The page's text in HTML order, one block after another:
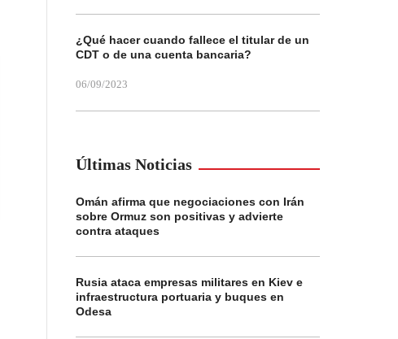
¿Qué hacer cuando fallece el titular de un
CDT o de una cuenta bancaria?
06/09/2023
Últimas Noticias
Omán afirma que negociaciones con Irán
sobre Ormuz son positivas y advierte
contra ataques
Rusia ataca empresas militares en Kiev e
infraestructura portuaria y buques en
Odesa